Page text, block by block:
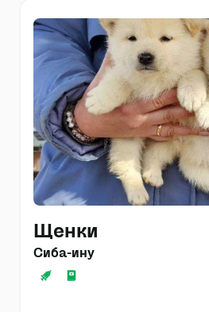
Щенки
Сиба-ину